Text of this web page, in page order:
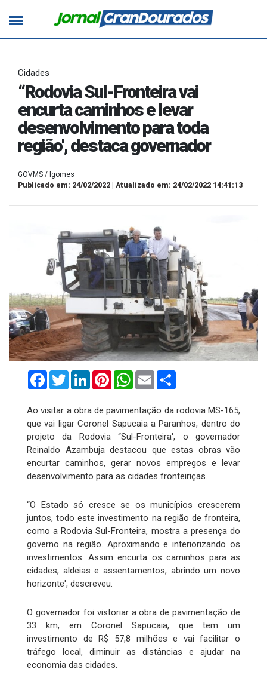
Cidades
“Rodovia Sul-Fronteira vai
encurta caminhos e levar
desenvolvimento para toda
região', destaca governador
GOVMS / lgomes
Publicado em: 24/02/2022 | Atualizado em: 24/02/2022 14:41:13
FacebookTwitterLinkedInPinterestWhatsApp
Email
Ao visitar a obra de pavimentação da rodovia MS-165,
que vai ligar Coronel Sapucaia a Paranhos, dentro do
projeto da Rodovia “Sul-Fronteira', o governador
Reinaldo Azambuja destacou que estas obras vão
encurtar caminhos, gerar novos empregos e levar
desenvolvimento para as cidades fronteiriças.
“O Estado só cresce se os municípios crescerem
juntos, todo este investimento na região de fronteira,
como a Rodovia Sul-Fronteira, mostra a presença do
governo na região. Aproximando e interiorizando os
investimentos. Assim encurta os caminhos para as
cidades, aldeias e assentamentos, abrindo um novo
horizonte', descreveu.
O governador foi vistoriar a obra de pavimentação de
33 km, em Coronel Sapucaia, que tem um
investimento de R$ 57,8 milhões e vai facilitar o
tráfego local, diminuir as distâncias e ajudar na
economia das cidades.